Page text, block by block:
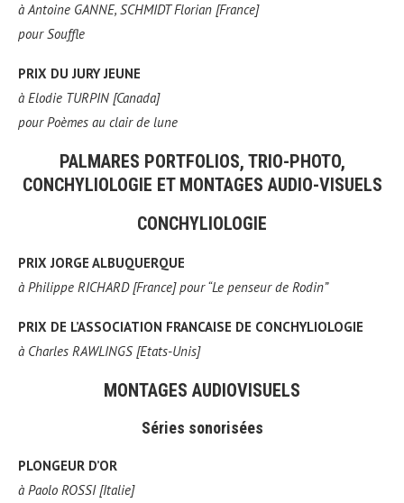
à Antoine GANNE, SCHMIDT Florian [France]
pour Souffle
PRIX DU JURY JEUNE
à Elodie TURPIN [Canada]
pour Poèmes au clair de lune
PALMARES PORTFOLIOS, TRIO-PHOTO,
CONCHYLIOLOGIE ET MONTAGES AUDIO-VISUELS
CONCHYLIOLOGIE
PRIX JORGE ALBUQUERQUE
à Philippe RICHARD [France] pour “Le penseur de Rodin”
PRIX DE L’ASSOCIATION FRANCAISE DE CONCHYLIOLOGIE
à Charles RAWLINGS [Etats-Unis]
MONTAGES AUDIOVISUELS
Séries sonorisées
PLONGEUR D’OR
à Paolo ROSSI [Italie]